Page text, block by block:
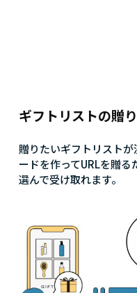
ギフトリストの贈
贈りたいギフトリスト
ードを作ってURLを贈
選んで受け取れます。